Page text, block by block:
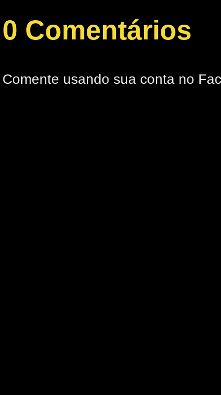
0 Comentários
Comente usando sua conta no